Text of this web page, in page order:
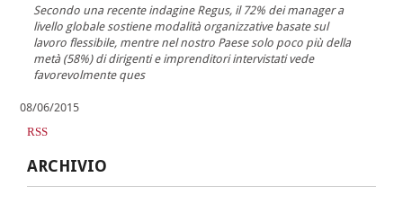
Secondo una recente indagine Regus, il 72% dei manager a
livello globale sostiene modalità organizzative basate sul
lavoro flessibile, mentre nel nostro Paese solo poco più della
metà (58%) di dirigenti e imprenditori intervistati vede
favorevolmente ques
08/06/2015
RSS
ARCHIVIO